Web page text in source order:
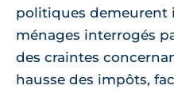
politiques demeurent
ménages interrogés
des craintes
hausse des impôts,